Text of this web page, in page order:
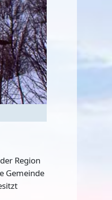
Region
Gemeinde